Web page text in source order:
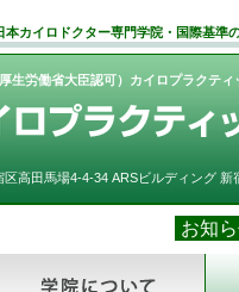
カイロドクター専門学院・国際基準
生労働省大臣認可）カイロプラクテ
区高田馬場4-4-34 ARSビルディング
お知